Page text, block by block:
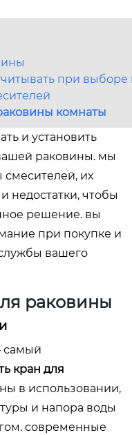
при выборе
комнаты
и установить
раковины. мы
их
недостатки, чтобы
решение. вы
при покупке и
вашего
раковины
самый
кран для
в использовании,
и напора воды
современные